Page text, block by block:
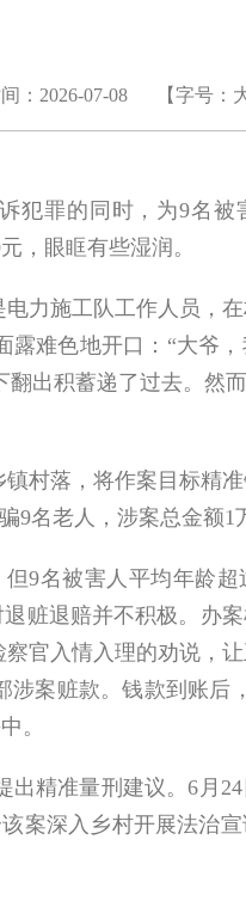
【字号：
：2026-07-08
犯罪的同时，为9名被
，眼眶有些湿润。
力施工队工作人员，在
难色地开口：“大爷
出积蓄递了过去。然
村落，将作案目标精
9名老人，涉案总金额1
名被害人平均年龄超
赃退赔并不积极。办
官入情入理的劝说，
案赃款。钱款到账后
。
精准量刑建议。6月24
案深入乡村开展法治